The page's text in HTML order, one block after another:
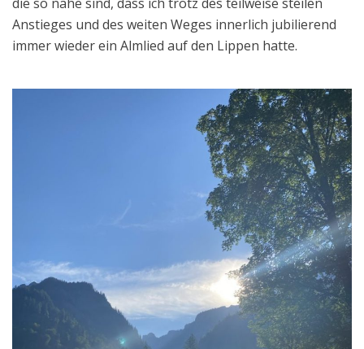
Anstieges und des weiten Weges innerlich jubilierend
immer wieder ein Almlied auf den Lippen hatte.